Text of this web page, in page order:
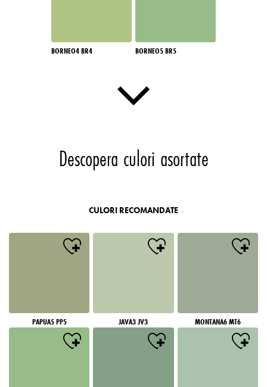
BORNEO4 BR4 BORNEO5 BR5
Descopera culori asortate
CULORI RECOMANDATE
PAPUA5 PP5 JAVA3 JV3 MONTANA6 MT6